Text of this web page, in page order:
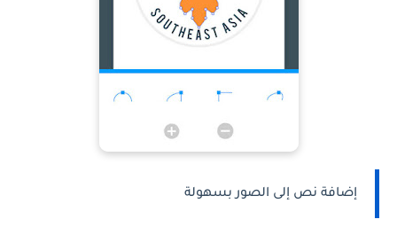
إضافة نص إلى الصور بسهولة